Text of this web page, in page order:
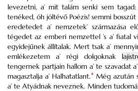
levezetni, a’ mit talám senki sem
tenéked, óh jóltévő Poézis! semmi
eredetedet a’ nemzetek’ származása
tégedet az emberi nemzettel ’s a’ fiatal
egyidejűnek állítalak. Mert tsak a’
emlékezetem a’ régi dolgoknak
tengernek partjain hallom a’ te szavadat
magasztalja a’ Halhatatlant.* Még azután
a’ te Atyádnak neveznek. Minden